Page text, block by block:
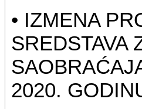
• IZMENA
SREDSTAVA
2020.